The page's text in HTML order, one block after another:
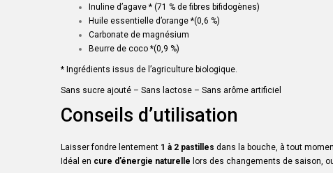
Inuline d’agave * (71 % de fibres bifidogènes)
Huile essentielle d’orange *(0,6 %)
Carbonate de magnésium
Beurre de coco *(0,9 %)
* Ingrédients issus de l’agriculture biologique.
Sans sucre ajouté – Sans lactose – Sans arôme artificiel
Conseils d’utilisation
Laisser fondre lentement 1 à 2 pastilles dans la bouche, à tout
Idéal en cure d’énergie naturelle lors des changements de saison,